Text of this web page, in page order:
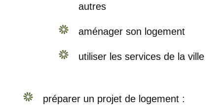
autres
aménager son logement
utiliser les services de la ville
préparer un projet de logement :